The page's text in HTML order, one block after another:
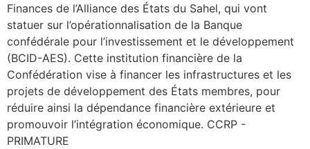
Finances de l’Alliance des États du Sahel, qui vont
statuer sur l’opérationnalisation de la Banque
confédérale pour l’investissement et le développement
(BCID-AES). Cette institution financière de la
Confédération vise à financer les infrastructures et les
projets de développement des États membres, pour
réduire ainsi la dépendance financière extérieure et
promouvoir l’intégration économique. CCRP -
PRIMATURE